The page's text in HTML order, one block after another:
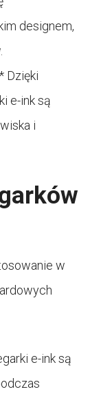
designem,
Dzięki
e-ink są
i
w
e-ink są